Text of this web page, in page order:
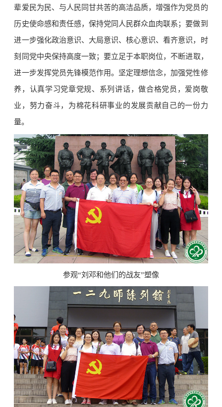
辈爱民为民、与人民同甘共苦的高洁品质，增强作为党员的
历史使命感和责任感，保持党同人民群众血肉联系；要做到
进一步强化政治意识、大局意识、核心意识、看齐意识，时
刻同党中央保持高度一致； 要立足于本职岗位，不断进取，
进一步发挥党员先锋模范作用。坚定理想信念，加强党性修
养，认真学习党章党规、系列讲话，做合格党员，爱岗敬
业，努力奋斗，为棉花科研事业的发展贡献自己的一份力
量。
参观“刘邓和他们的战友”塑像